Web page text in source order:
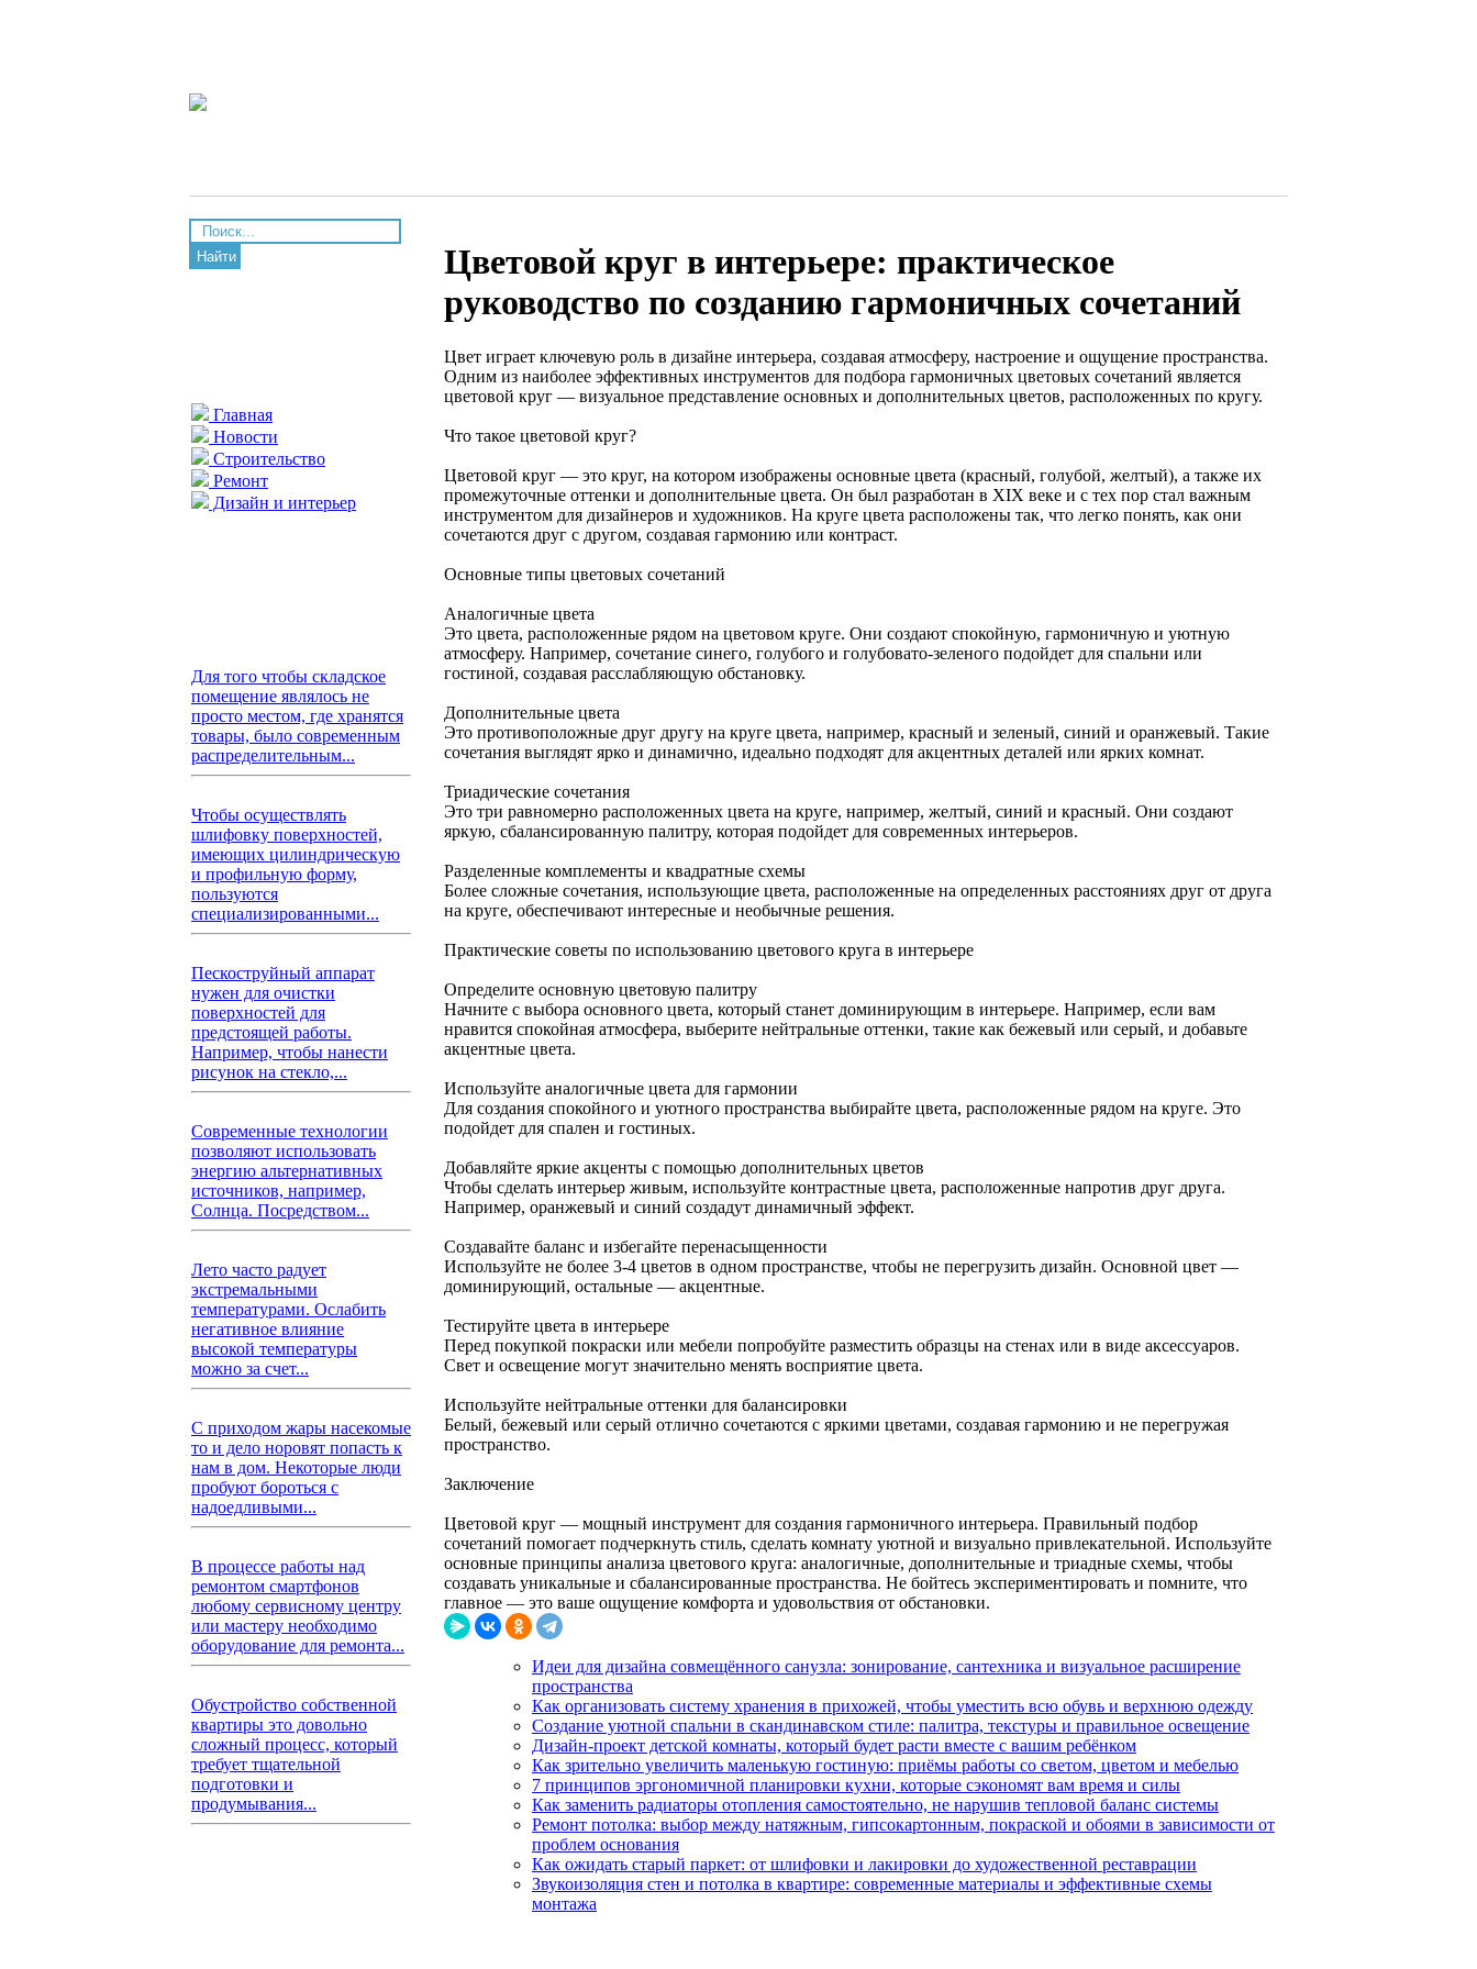
Найти
Главная
Новости
Строительство
Ремонт
Дизайн и интерьер
Для того чтобы складское
помещение являлось не
просто местом, где хранятся
товары, было современным
распределительным...
Чтобы осуществлять
шлифовку поверхностей,
имеющих цилиндрическую
и профильную форму,
пользуются
специализированными...
Пескоструйный аппарат
нужен для очистки
поверхностей для
предстоящей работы.
Например, чтобы нанести
рисунок на стекло,...
Современные технологии
позволяют использовать
энергию альтернативных
источников, например,
Солнца. Посредством...
Лето часто радует
экстремальными
температурами. Ослабить
негативное влияние
высокой температуры
можно за счет...
С приходом жары насекомые
то и дело норовят попасть к
нам в дом. Некоторые люди
пробуют бороться с
надоедливыми...
В процессе работы над
ремонтом смартфонов
любому сервисному центру
или мастеру необходимо
оборудование для ремонта...
Обустройство собственной
квартиры это довольно
сложный процесс, который
требует тщательной
подготовки и
продумывания...
Цветовой круг в интерьере: практическое
руководство по созданию гармоничных сочетаний
Цвет играет ключевую роль в дизайне интерьера, создавая атмосферу, настроение и ощущение пространства.
Одним из наиболее эффективных инструментов для подбора гармоничных цветовых сочетаний является
цветовой круг — визуальное представление основных и дополнительных цветов, расположенных по кругу.
Что такое цветовой круг?
Цветовой круг — это круг, на котором изображены основные цвета (красный, голубой, желтый), а также их
промежуточные оттенки и дополнительные цвета. Он был разработан в XIX веке и с тех пор стал важным
инструментом для дизайнеров и художников. На круге цвета расположены так, что легко понять, как они
сочетаются друг с другом, создавая гармонию или контраст.
Основные типы цветовых сочетаний
Аналогичные цвета
Это цвета, расположенные рядом на цветовом круге. Они создают спокойную, гармоничную и уютную
атмосферу. Например, сочетание синего, голубого и голубовато-зеленого подойдет для спальни или
гостиной, создавая расслабляющую обстановку.
Дополнительные цвета
Это противоположные друг другу на круге цвета, например, красный и зеленый, синий и оранжевый. Такие
сочетания выглядят ярко и динамично, идеально подходят для акцентных деталей или ярких комнат.
Триадические сочетания
Это три равномерно расположенных цвета на круге, например, желтый, синий и красный. Они создают
яркую, сбалансированную палитру, которая подойдет для современных интерьеров.
Разделенные комплементы и квадратные схемы
Более сложные сочетания, использующие цвета, расположенные на определенных расстояниях друг от друга
на круге, обеспечивают интересные и необычные решения.
Практические советы по использованию цветового круга в интерьере
Определите основную цветовую палитру
Начните с выбора основного цвета, который станет доминирующим в интерьере. Например, если вам
нравится спокойная атмосфера, выберите нейтральные оттенки, такие как бежевый или серый, и добавьте
акцентные цвета.
Используйте аналогичные цвета для гармонии
Для создания спокойного и уютного пространства выбирайте цвета, расположенные рядом на круге. Это
подойдет для спален и гостиных.
Добавляйте яркие акценты с помощью дополнительных цветов
Чтобы сделать интерьер живым, используйте контрастные цвета, расположенные напротив друг друга.
Например, оранжевый и синий создадут динамичный эффект.
Создавайте баланс и избегайте перенасыщенности
Используйте не более 3-4 цветов в одном пространстве, чтобы не перегрузить дизайн. Основной цвет —
доминирующий, остальные — акцентные.
Тестируйте цвета в интерьере
Перед покупкой покраски или мебели попробуйте разместить образцы на стенах или в виде аксессуаров.
Свет и освещение могут значительно менять восприятие цвета.
Используйте нейтральные оттенки для балансировки
Белый, бежевый или серый отлично сочетаются с яркими цветами, создавая гармонию и не перегружая
пространство.
Заключение
Цветовой круг — мощный инструмент для создания гармоничного интерьера. Правильный подбор
сочетаний помогает подчеркнуть стиль, сделать комнату уютной и визуально привлекательной. Используйте
основные принципы анализа цветового круга: аналогичные, дополнительные и триадные схемы, чтобы
создавать уникальные и сбалансированные пространства. Не бойтесь экспериментировать и помните, что
главное — это ваше ощущение комфорта и удовольствия от обстановки.
Идеи для дизайна совмещённого санузла: зонирование, сантехника и визуальное расширение
пространства
Как организовать систему хранения в прихожей, чтобы уместить всю обувь и верхнюю одежду
Создание уютной спальни в скандинавском стиле: палитра, текстуры и правильное освещение
Дизайн-проект детской комнаты, который будет расти вместе с вашим ребёнком
Как зрительно увеличить маленькую гостиную: приёмы работы со светом, цветом и мебелью
7 принципов эргономичной планировки кухни, которые сэкономят вам время и силы
Как заменить радиаторы отопления самостоятельно, не нарушив тепловой баланс системы
Ремонт потолка: выбор между натяжным, гипсокартонным, покраской и обоями в зависимости от
проблем основания
Как ожидать старый паркет: от шлифовки и лакировки до художественной реставрации
Звукоизоляция стен и потолка в квартире: современные материалы и эффективные схемы
монтажа